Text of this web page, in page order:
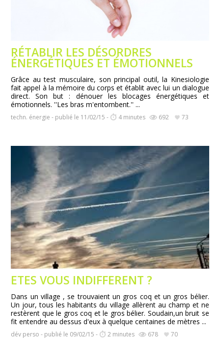
RÉTABLIR LES DÉSORDRES
ÉNERGÉTIQUES ET ÉMOTIONNELS
Grâce au test musculaire, son principal outil, la Kinesiologie
fait appel à la mémoire du corps et établit avec lui un dialogue
direct. Son but : dénouer les blocages énergétiques et
émotionnels. ''Les bras m'entombent.'' ...
techn. énergie - publié le 11/02/15 - 4 minutes 692 73
ETES VOUS INDIFFERENT ?
Dans un village , se trouvaient un gros coq et un gros bélier.
Un jour, tous les habitants du village allèrent au champ et ne
restèrent que le gros coq et le gros bélier. Soudain,un bruit se
fit entendre au dessus d'eux à quelque centaines de mètres ...
dév perso - publié le 09/02/15 - 2 minutes 678 70